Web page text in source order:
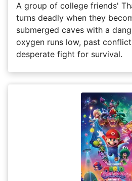
A group of college friends'
turns deadly when they
submerged caves with a
oxygen runs low, past
desperate fight for survival.